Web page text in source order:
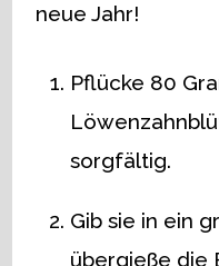
neue Jahr!
Pflücke 80
sorgfältig.
Gib sie in ein
übergieße die